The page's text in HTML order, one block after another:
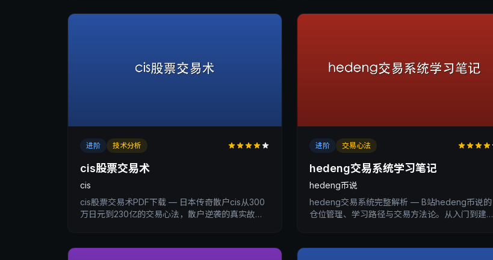
进阶 技术分析
cis股票交易术
cis
cis股票交易术PDF下载 — 日本传奇散户cis从300
万日元到230亿的交易心法，散户逆袭的真实故
进阶 交易心法
hedeng交易系统学习笔记
hedeng币说
hedeng交易系统完整解析 — B站hedeng币说的
仓位管理、学习路径与交易方法论。从入门到建立